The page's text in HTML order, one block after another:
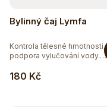
Bylinný čaj Lymfa
180 Kč
Kontrola tělesné hmotnosti,
podpora vylučování vody.